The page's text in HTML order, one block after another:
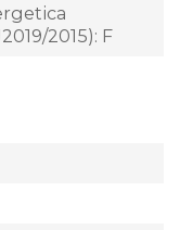
2015): F